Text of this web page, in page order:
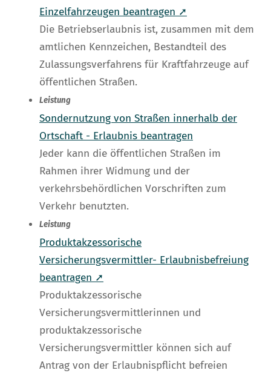
Einzelfahrzeugen beantragen ➚
Die Betriebserlaubnis ist, zusammen mit dem
amtlichen Kennzeichen, Bestandteil des
Zulassungsverfahrens für Kraftfahrzeuge auf
öffentlichen Straßen.
Leistung
Sondernutzung von Straßen innerhalb der
Ortschaft - Erlaubnis beantragen
Jeder kann die öffentlichen Straßen im
Rahmen ihrer Widmung und der
verkehrsbehördlichen Vorschriften zum
Verkehr benutzten.
Leistung
Produktakzessorische
Versicherungsvermittler- Erlaubnisbefreiung
beantragen ➚
Produktakzessorische
Versicherungsvermittlerinnen und
produktakzessorische
Versicherungsvermittler können sich auf
Antrag von der Erlaubnispflicht befreien